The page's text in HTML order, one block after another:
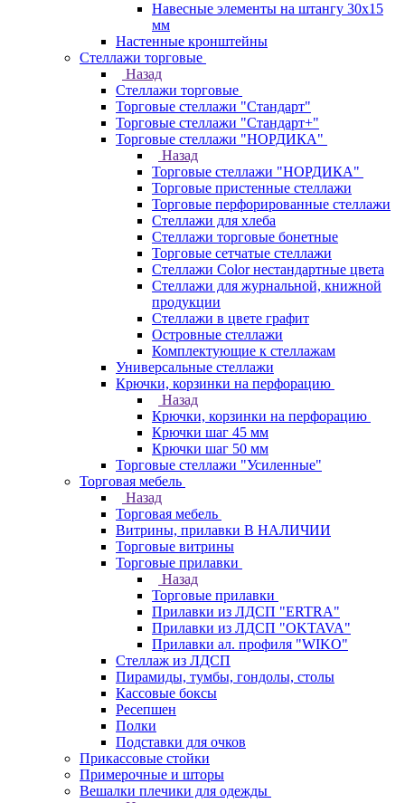
Навесные элементы на штангу 30х15
мм
Настенные кронштейны
Стеллажи торговые
Назад
Стеллажи торговые
Торговые стеллажи "Стандарт"
Торговые стеллажи "Стандарт+"
Торговые стеллажи "НОРДИКА"
Назад
Торговые стеллажи "НОРДИКА"
Торговые пристенные стеллажи
Торговые перфорированные стеллажи
Стеллажи для хлеба
Стеллажи торговые бонетные
Торговые сетчатые стеллажи
Стеллажи Color нестандартные цвета
Стеллажи для журнальной, книжной
продукции
Стеллажи в цвете графит
Островные стеллажи
Комплектующие к стеллажам
Универсальные стеллажи
Крючки, корзинки на перфорацию
Назад
Крючки, корзинки на перфорацию
Крючки шаг 45 мм
Крючки шаг 50 мм
Торговые стеллажи "Усиленные"
Торговая мебель
Назад
Торговая мебель
Витрины, прилавки В НАЛИЧИИ
Торговые витрины
Торговые прилавки
Назад
Торговые прилавки
Прилавки из ЛДСП "ERTRA"
Прилавки из ЛДСП "OKTAVA"
Прилавки ал. профиля "WIKO"
Стеллаж из ЛДСП
Пирамиды, тумбы, гондолы, столы
Кассовые боксы
Ресепшен
Полки
Подставки для очков
Прикассовые стойки
Примерочные и шторы
Вешалки плечики для одежды